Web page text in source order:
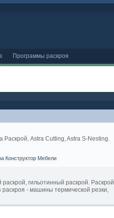
Программы раскроя
Astra Cutting, Astra S-Nesting.
Конструктор Мебели
гильотинный раскрой. Раскрой
- машины термической резки,